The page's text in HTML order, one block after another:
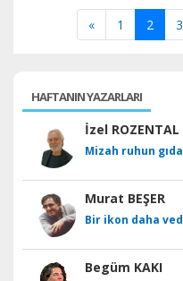
« 1 2 3
HAFTANIN YAZARLARI
İzel ROZENTAL
Mizah ruhun
Murat BEŞER
Bir ikon daha
Begüm KAKI